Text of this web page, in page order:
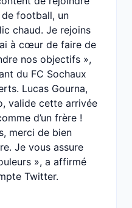
de football, un
chaud. Je rejoins
à cœur de faire de
nos objectifs »,
du FC Sochaux
Lucas Gourna,
valide cette arrivée
d’un frère !
merci de bien
Je vous assure
», a affirmé
Twitter.